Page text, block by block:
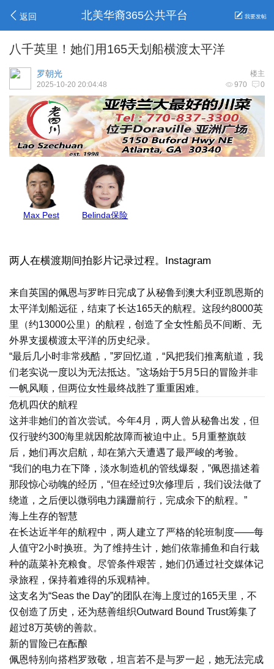
返回 北美华裔365公共平台 我要发帖
八千英里！她们用165天划船横渡太平洋
楼主
罗朝光
970 0
2025-10-20 20:04:48
地毯王 GJ保险
两人在横渡期间拍影片记录过程。Instagram
来自英国的佩恩与罗昨日完成了从秘鲁到澳大利亚凯恩斯的
太平洋划船远征，结束了长达165天的航程。这段约8000英
里（约13000公里）的航程，创造了全女性船员不间断、无
外界支援横渡太平洋的历史纪录。
“最后几小时非常残酷，”罗回忆道，“风把我们推离航道，我
们老实说一度以为无法抵达。”这场始于5月5日的冒险并非
一帆风顺，但两位女性最终战胜了重重困难。
危机四伏的航程
这并非她们的首次尝试。今年4月，两人曾从秘鲁出发，但
仅行驶约300海里就因舵故障而被迫中止。5月重整旗鼓
后，她们再次启航，却在第六天遭遇了最严峻的考验。
“我们的电力在下降，淡水制造机的管线爆裂，”佩恩描述着
那段惊心动魄的经历，“但在经过9次修理后，我们设法做了
绕道，之后便以微弱电力蹒跚前行，完成余下的航程。”
海上生存的智慧
在长达近半年的航程中，两人建立了严格的轮班制度——每
人值守2小时换班。为了维持生计，她们依靠捕鱼和自行栽
种的蔬菜补充粮食。尽管条件艰苦，她们仍通过社交媒体记
录旅程，保持着难得的乐观精神。
这支名为“Seas the Day”的团队在海上度过的165天里，不
仅创造了历史，还为慈善组织Outward Bound Trust筹集了
超过8万英镑的善款。
新的冒险已在酝酿
佩恩特别向搭档罗致敬，坦言若不是与罗一起，她无法完成